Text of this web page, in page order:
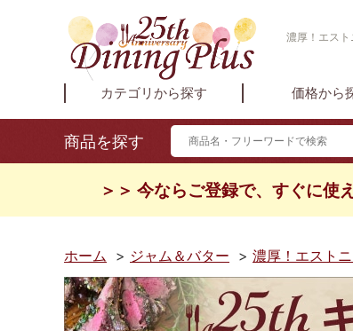
濃厚！エス
カテゴリから探す 価格から
商品を探す
＞＞ 今ならご登録で、すぐに使
ホーム > ジャム＆バター > 濃厚！エスト